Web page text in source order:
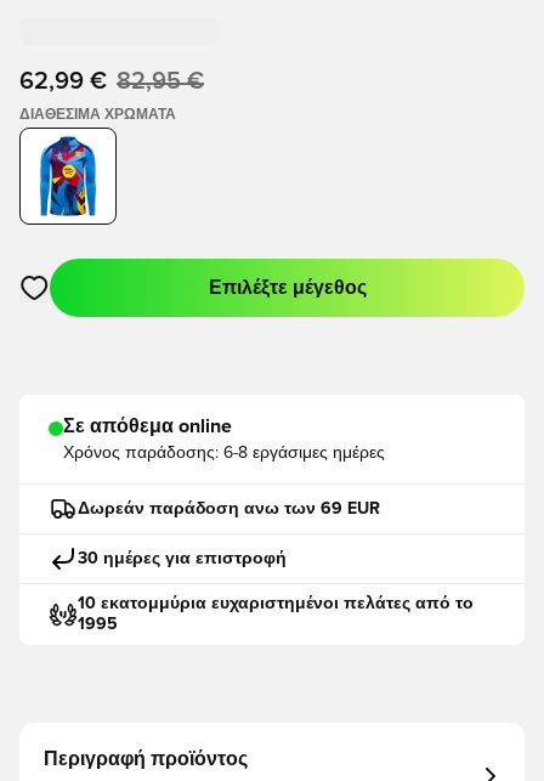
62,99 € 82,95 €
ΔΙΑΘΈΣΙΜΑ ΧΡΏΜΑΤΑ
Ανοίγει ένα Modal για να συνδεθείτε ή να εγγραφείτε ως
Επιλέξτε μέγεθος
Σε απόθεμα online
Χρόνος παράδοσης: 6-8 εργάσιμες ημέρες
Δωρεάν παράδοση ανω των 69 EUR
30 ημέρες για επιστροφή
10 εκατομμύρια ευχαριστημένοι πελάτες από το
1995
Περιγραφή προϊόντος